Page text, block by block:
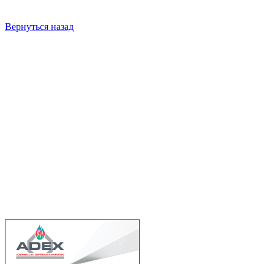
Вернуться назад